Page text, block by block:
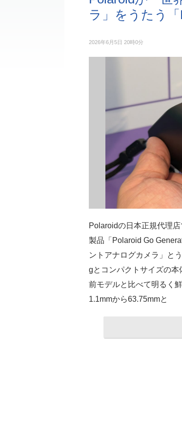
ラ」をうたう
2026年6月5日 20時0分
Polaroidの日本正規代理
製品「Polaroid Go
ントアナログカメラ」と
gとコンパクトサイズの本
前モデルと比べて明るく
1.1mmから63.75mmと